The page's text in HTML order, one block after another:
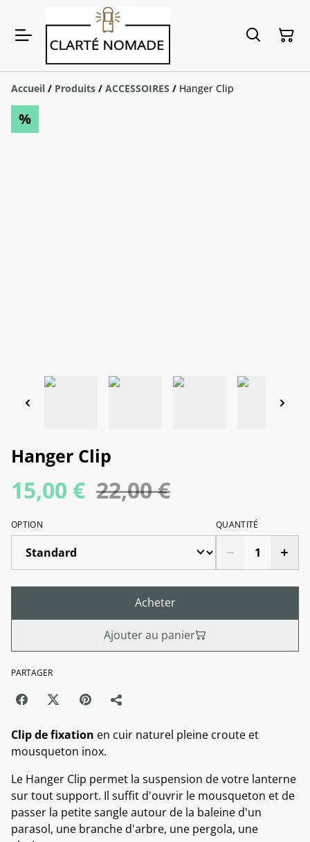
Accueil / Produits / ACCESSOIRES / Hanger Clip
%
Hanger Clip
15,00 € 22,00 €
OPTION QUANTITÉ
Acheter
Ajouter au panier
PARTAGER
Clip de fixation en cuir naturel pleine croute et
mousqueton inox.
Le Hanger Clip permet la suspension de votre lanterne
sur tout support. Il suffit d'ouvrir le mousqueton et de
passer la petite sangle autour de la baleine d'un
parasol, une branche d'arbre, une pergola, une